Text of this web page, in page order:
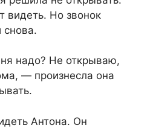
видеть. Но звонок
снова.
надо? Не открываю,
— произнесла она
Антона. Он